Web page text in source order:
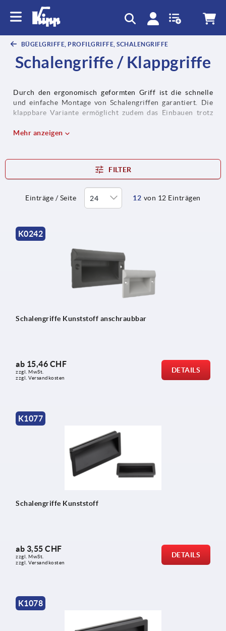
BÜGELGRIFFE, PROFILGRIFFE, SCHALENGRIFFE
Schalengriffe / Klappgriffe
Durch den ergonomisch geformten Griff ist die schnelle
und einfache Montage von Schalengriffen garantiert. Die
klappbare Variante ermöglicht zudem das Einbauen trotz
verschiedenen Ausführungen und Farben. Klappgriffe sind
Mehr anzeigen
FILTER
Einträge / Seite 12 von 12 Einträgen
K0242
Schalengriffe Kunststoff anschraubbar
ab 15,46 CHF
zzgl. MwSt.
zzgl. Versandkosten
DETAILS
K1077
Schalengriffe Kunststoff
ab 3,55 CHF
zzgl. MwSt.
zzgl. Versandkosten
DETAILS
K1078